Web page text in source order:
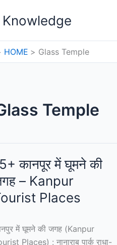
HOME Glass Temple
Temple
कानपूर में घूमने की
– Kanpur
Places
में घूमने की जगह (Kanpur
Places) : नानाराब पार्क राधा-